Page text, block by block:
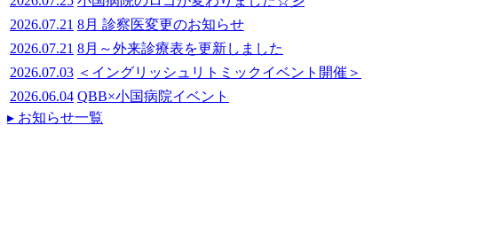
2026.07.21 8月 診察医変更のお知らせ
2026.07.21 8月～外来診療表を更新しました
2026.07.03 ＜イングリッシュリトミックイベント開催＞
2026.06.04 QBB×小国病院イベント
▸ お知らせ一覧